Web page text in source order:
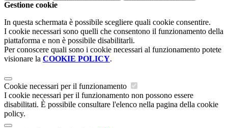
Gestione cookie
In questa schermata è possibile scegliere quali cookie consentire.
I cookie necessari sono quelli che consentono il funzionamento della
piattaforma e non è possibile disabilitarli.
Per conoscere quali sono i cookie necessari al funzionamento potete
visionare la COOKIE POLICY.
Cookie necessari per il funzionamento
I cookie necessari per il funzionamento non possono essere
disabilitati. È possibile consultare l'elenco nella pagina della cookie
policy.